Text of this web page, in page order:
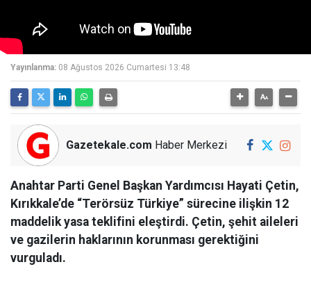
Yayınlanma: 08 Ağustos 2026 Cumartesi 13:48
Gazetekale.com Haber Merkezi
Anahtar Parti Genel Başkan Yardımcısı Hayati Çetin,
Kırıkkale’de “Terörsüz Türkiye” sürecine ilişkin 12
maddelik yasa teklifini eleştirdi. Çetin, şehit aileleri
ve gazilerin haklarının korunması gerektiğini
vurguladı.